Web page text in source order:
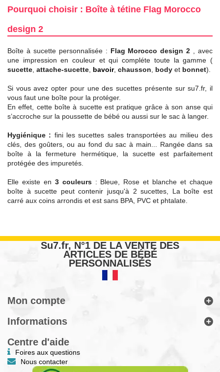
Pourquoi choisir : Boîte à tétine Flag Morocco
design 2
Boîte à sucette personnalisée : Flag Morocco design 2
, avec
une impression en couleur et qui compléte toute la gamme (
sucette attache-sucette bavoir, chausson body et bonnet).
Si vous avez opter pour une des sucettes présente sur su7.fr, il
vous faut une boîte pour la protéger.
En effet, cette boîte à sucette est pratique grâce à son anse qui
s’accroche sur la poussette de bébé ou aussi sur le sac à langer.
Hygiénique : fini les sucettes sales transportées au milieu des
clés, des goûters, ou au fond du sac à main... Rangée dans sa
boîte à la fermeture hermétique, la sucette est parfaitement
protégée des impuretés.
Elle existe en 3 couleurs: Bleue, Rose et blanche et chaque
boîte à sucette peut contenir jusqu'à 2 sucettes, La boîte est
carré aux coins arrondis et est sans BPA, PVC et phtalate.
Su7.fr, N°1 DE LA VENTE DES
ARTICLES DE BÉBÉ
PERSONNALISÉS
Mon compte
Informations
Centre d'aide
Foires aux questions
Nous contacter